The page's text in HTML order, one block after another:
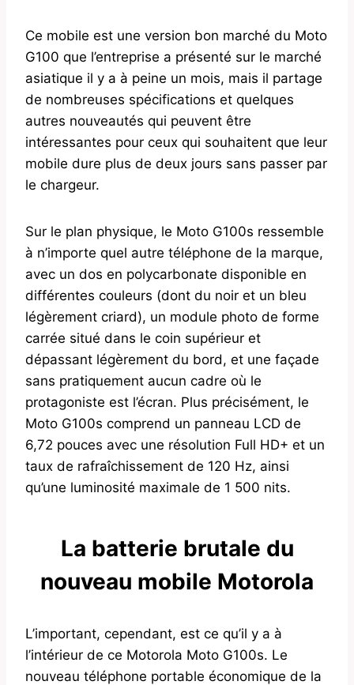
Ce mobile est une version bon marché du Moto
G100 que l’entreprise a présenté sur le marché
asiatique il y a à peine un mois, mais il partage
de nombreuses spécifications et quelques
autres nouveautés qui peuvent être
intéressantes pour ceux qui souhaitent que leur
mobile dure plus de deux jours sans passer par
le chargeur.
Sur le plan physique, le Moto G100s ressemble
à n’importe quel autre téléphone de la marque,
avec un dos en polycarbonate disponible en
différentes couleurs (dont du noir et un bleu
légèrement criard), un module photo de forme
carrée situé dans le coin supérieur et
dépassant légèrement du bord, et une façade
sans pratiquement aucun cadre où le
protagoniste est l’écran. Plus précisément, le
Moto G100s comprend un panneau LCD de
6,72 pouces avec une résolution Full HD+ et un
taux de rafraîchissement de 120 Hz, ainsi
qu’une luminosité maximale de 1 500 nits.
La batterie brutale du
nouveau mobile Motorola
L’important, cependant, est ce qu’il y a à
l’intérieur de ce Motorola Moto G100s. Le
nouveau téléphone portable économique de la